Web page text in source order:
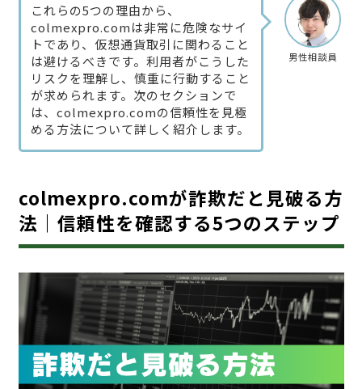
男性相談員
これらの5つの理由から、
colmexpro.comは非常に危険なサイ
トであり、仮想通貨取引に関わること
は避けるべきです。利用者がこうした
リスクを理解し、慎重に行動すること
が求められます。次のセクションで
は、colmexpro.comの信頼性を見極
める方法について詳しく紹介します。
colmexpro.comが詐欺だと見破る方
法｜信頼性を確認する5つのステップ